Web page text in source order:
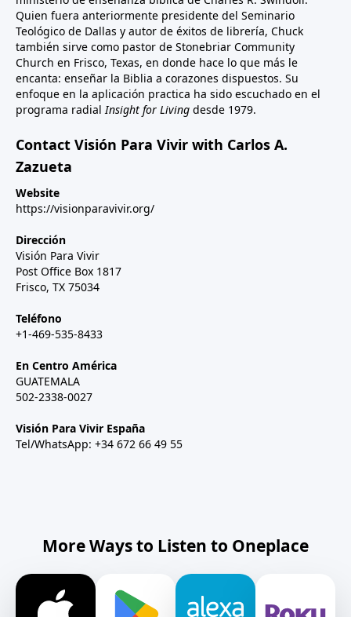
Quien fuera anteriormente presidente del Seminario
Teológico de Dallas y autor de éxitos de librería, Chuck
también sirve como pastor de Stonebriar Community
Church en Frisco, Texas, en donde hace lo que más le
encanta: enseñar la Biblia a corazones dispuestos. Su
enfoque en la aplicación practica ha sido escuchado en el
programa radialInsight for Living desde 1979.
Contact Visión Para Vivir with Carlos A.
Zazueta
Website
https://visionparavivir.org/
Dirección
Visión Para Vivir
Post Office Box 1817
Frisco, TX 75034
Teléfono
+1-469-535-8433
En Centro América
GUATEMALA
502-2338-0027
Visión Para Vivir España
Tel/WhatsApp: +34 672 66 49 55
More Ways to Listen to Oneplace